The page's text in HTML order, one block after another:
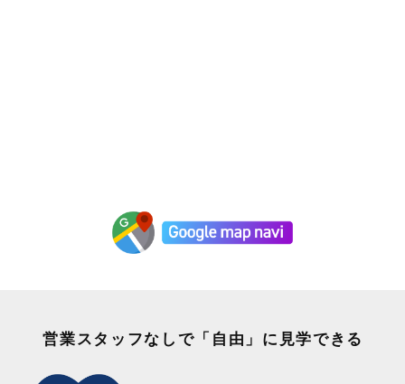
営業スタッフなしで「自由」に見学できる